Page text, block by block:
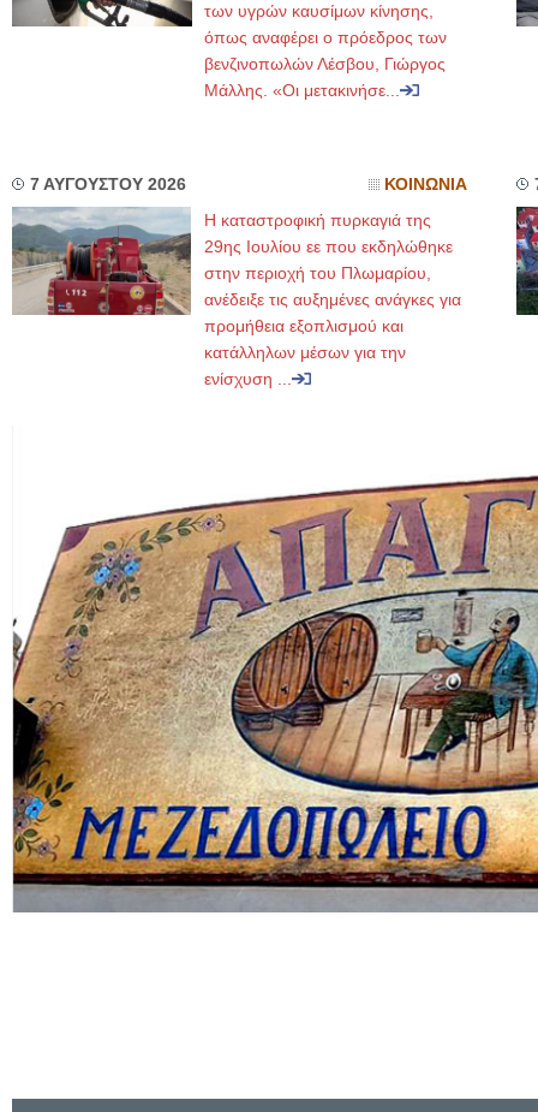
των υγρών καυσίμων κίνησης,
όπως αναφέρει ο πρόεδρος των
βενζινοπωλών Λέσβου, Γιώργος
Μάλλης. «Οι μετακινήσε...
7 ΑΥΓΟΥΣΤΟΥ 2026 ΚΟΙΝΩΝΙΑ
Η καταστροφική πυρκαγιά της
29ης Ιουλίου εε που εκδηλώθηκε
στην περιοχή του Πλωμαρίου,
ανέδειξε τις αυξημένες ανάγκες για
προμήθεια εξοπλισμού και
κατάλληλων μέσων για την
ενίσχυση ...